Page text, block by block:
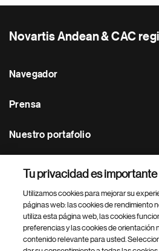
Novartis Andean & CAC
Navegador
Prensa
Nuestro portafolio
Footer Site Search
Tu privacidad es
Utilizamos cookies para mejorar su
páginas web: las cookies de rendimiento
utiliza esta página web, las cookies
preferencias y las cookies de orientación
contenido relevante para usted.